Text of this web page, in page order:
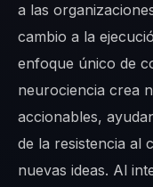
a las
cambio a la
enfoque único de
neurociencia crea
accionables,
de la resistencia al
nuevas ideas. Al